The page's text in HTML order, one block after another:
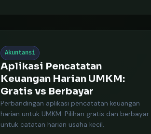
Akuntansi
Aplikasi Pencatatan
Keuangan Harian UMKM:
Gratis vs Berbayar
Perbandingan aplikasi pencatatan keuangan
harian untuk UMKM. Pilihan gratis dan berbayar
untuk catatan harian usaha kecil.